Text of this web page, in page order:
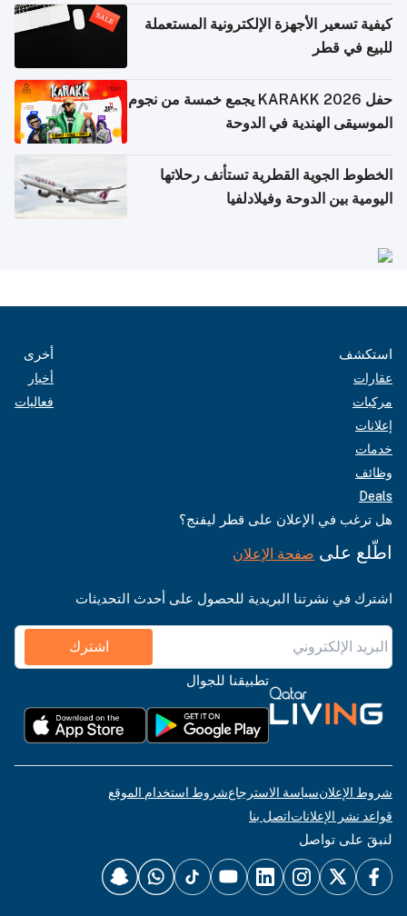
كيفية تسعير الأجهزة الإلكترونية المستعملة
للبيع في قطر
حفل KARAKK 2026 يجمع خمسة من نجوم
الموسيقى الهندية في الدوحة
الخطوط الجوية القطرية تستأنف رحلاتها
اليومية بين الدوحة وفيلادلفيا
استكشف
عقارات
مركبات
إعلانات
خدمات
وظائف
Deals
أخرى
أخبار
فعاليات
هل ترغب في الإعلان على قطر ليفنج؟
اطّلع على صفحة الإعلان
اشترك في نشرتنا البريدية للحصول على أحدث التحديثات
اشترك
تطبيقنا للجوال
شروط الإعلانسياسة الاسترجاعشروط استخدام الموقع
قواعد نشر الإعلاناتاتصل بنا
لنبقَ على تواصل